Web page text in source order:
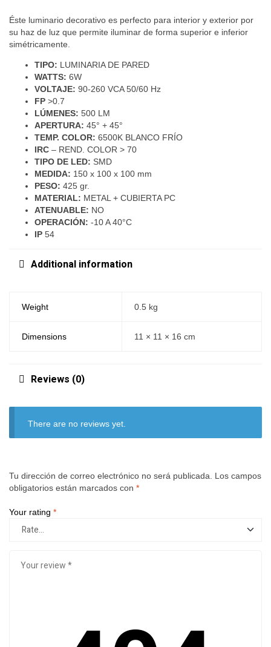
Éste luminario decorativo es perfecto para interior y exterior por
su haz de luz que permite iluminar de forma superior e inferior
simétricamente.
TIPO: LUMINARIA DE PARED
WATTS: 6W
VOLTAJE: 90-260 VCA 50/60 Hz
FP >0.7
LÚMENES: 500 LM
APERTURA: 45° + 45°
TEMP. COLOR: 6500K BLANCO FRÍO
IRC – REND. COLOR > 70
TIPO DE LED: SMD
MEDIDA: 150 x 100 x 100 mm
PESO: 425 gr.
MATERIAL: METAL + CUBIERTA PC
ATENUABLE: NO
OPERACIÓN: -10 A 40°C
IP 54
Additional information
Weight 0.5 kg
Dimensions 11 × 11 × 16 cm
Reviews (0)
There are no reviews yet.
Tu dirección de correo electrónico no será publicada.
Los campos
obligatorios están marcados con *
Your rating *